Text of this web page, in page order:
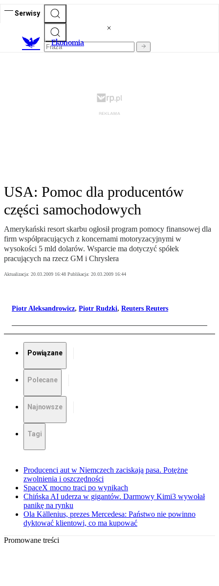
Serwisy
Ekonomia
USA: Pomoc dla producentów
części samochodowych
Amerykański resort skarbu ogłosił program pomocy finansowej dla
firm współpracujących z koncernami motoryzacyjnymi w
wysokości 5 mld dolarów. Wsparcie ma dotyczyć spółek
pracujących na rzecz GM i Chryslera
Aktualizacja: 20.03.2009 16:48 Publikacja: 20.03.2009 16:44
Piotr Aleksandrowicz, Piotr Rudzki, Reuters Reuters
Powiązane
Polecane
Najnowsze
Tagi
Producenci aut w Niemczech zaciskają pasa. Potężne
zwolnienia i oszczędności
SpaceX mocno traci po wynikach
Chińska AI uderza w gigantów. Darmowy Kimi3 wywołał
panikę na rynku
Ola Källenius, prezes Mercedesa: Państwo nie powinno
dyktować klientowi, co ma kupować
Promowane treści